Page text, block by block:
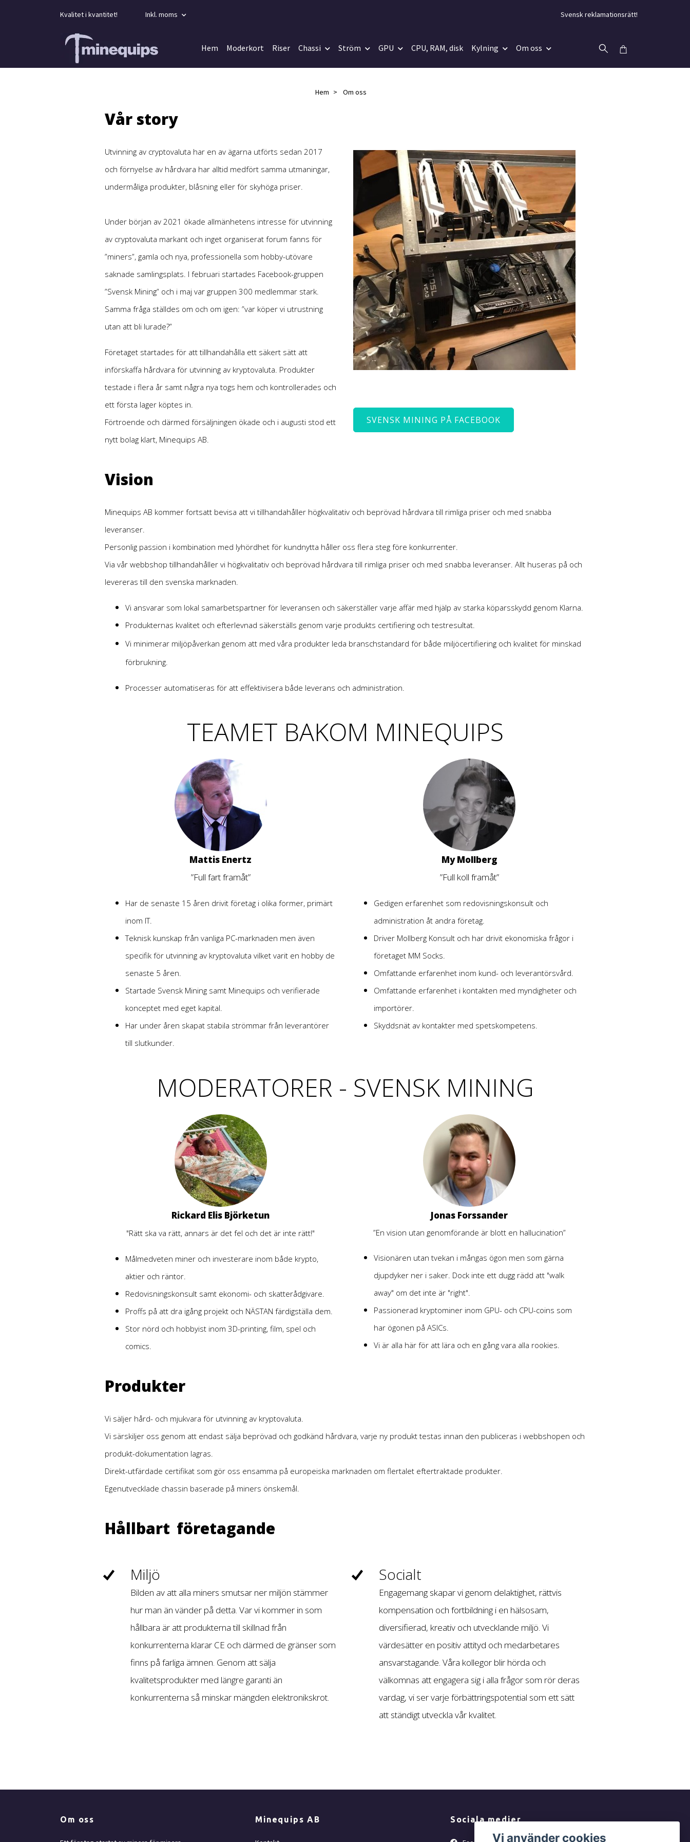
Kvalitet i kvantitet! Inkl. moms Svensk reklamationsrätt!
Hem Moderkort Riser Chassi Ström GPU CPU, RAM, disk Kylning Om oss
Hem Om oss
Vår story
Utvinning av cryptovaluta har en av ägarna utförts sedan 2017
och förnyelse av hårdvara har alltid medfört samma utmaningar,
undermåliga produkter, blåsning eller för skyhöga priser.
Under början av 2021 ökade allmänhetens intresse för utvinning
av cryptovaluta markant och inget organiserat forum fanns för
”miners”, gamla och nya, professionella som hobby-utövare
saknade samlingsplats. I februari startades Facebook-gruppen
”Svensk Mining” och i maj var gruppen 300 medlemmar stark.
Samma fråga ställdes om och om igen: ”var köper vi utrustning
utan att bli lurade?”
Företaget startades för att tillhandahålla ett säkert sätt att
införskaffa hårdvara för utvinning av kryptovaluta. Produkter
testade i flera år samt några nya togs hem och kontrollerades och
ett första lager köptes in.
Förtroende och därmed försäljningen ökade och i augusti stod ett
nytt bolag klart, Minequips AB.
SVENSK MINING PÅ FACEBOOK
Vision
Minequips AB kommer fortsatt bevisa att vi tillhandahåller högkvalitativ och beprövad hårdvara till rimliga priser och med snabba
leveranser.
Personlig passion i kombination med lyhördhet för kundnytta håller oss flera steg före konkurrenter.
Via vår webbshop tillhandahåller vi högkvalitativ och beprövad hårdvara till rimliga priser och med snabba leveranser. Allt huseras på och
levereras till den svenska marknaden.
Vi ansvarar som lokal samarbetspartner för leveransen och säkerställer varje affär med hjälp av starka köparsskydd genom Klarna.
Produkternas kvalitet och efterlevnad säkerställs genom varje produkts certifiering och testresultat.
Vi minimerar miljöpåverkan genom att med våra produkter leda branschstandard för både miljöcertifiering och kvalitet för minskad
förbrukning.
Processer automatiseras för att effektivisera både leverans och administration.
TEAMET BAKOM MINEQUIPS
Mattis Enertz
”Full fart framåt”
Har de senaste 15 åren drivit företag i olika former, primärt
inom IT.
Teknisk kunskap från vanliga PC-marknaden men även
specifik för utvinning av kryptovaluta vilket varit en hobby de
senaste 5 åren.
Startade Svensk Mining samt Minequips och verifierade
konceptet med eget kapital.
Har under åren skapat stabila strömmar från leverantörer
till slutkunder.
My Mollberg
”Full koll framåt”
Gedigen erfarenhet som redovisningskonsult och
administration åt andra företag.
Driver Mollberg Konsult och har drivit ekonomiska frågor i
företaget MM Socks.
Omfattande erfarenhet inom kund- och leverantörsvård.
Omfattande erfarenhet i kontakten med myndigheter och
importörer.
Skyddsnät av kontakter med spetskompetens.
MODERATORER - SVENSK MINING
Rickard Elis Björketun
"Rätt ska va rätt, annars är det fel och det är inte rätt!"
Målmedveten miner och investerare inom både krypto,
aktier och räntor.
Redovisningskonsult samt ekonomi- och skatterådgivare.
Proffs på att dra igång projekt och NÄSTAN färdigställa dem.
Stor nörd och hobbyist inom 3D-printing, film, spel och
comics.
Jonas Forssander
”En vision utan genomförande är blott en hallucination”
Visionären utan tvekan i mångas ögon men som gärna
djupdyker ner i saker. Dock inte ett dugg rädd att "walk
away" om det inte är "right".
Passionerad kryptominer inom GPU- och CPU-coins som
har ögonen på ASICs.
Vi är alla här för att lära och en gång vara alla rookies.
Produkter
Vi säljer hård- och mjukvara för utvinning av kryptovaluta.
Vi särskiljer oss genom att endast sälja beprövad och godkänd hårdvara, varje ny produkt testas innan den publiceras i webbshopen och
produkt-dokumentation lagras.
Direkt-utfärdade certifikat som gör oss ensamma på europeiska marknaden om flertalet eftertraktade produkter.
Egenutvecklade chassin baserade på miners önskemål.
Hållbart företagande
Miljö
Bilden av att alla miners smutsar ner miljön stämmer
hur man än vänder på detta. Var vi kommer in som
hållbara är att produkterna till skillnad från
konkurrenterna klarar CE och därmed de gränser som
finns på farliga ämnen. Genom att sälja
kvalitetsprodukter med längre garanti än
konkurrenterna så minskar mängden elektronikskrot.
Socialt
Engagemang skapar vi genom delaktighet, rättvis
kompensation och fortbildning i en hälsosam,
diversifierad, kreativ och utvecklande miljö. Vi
värdesätter en positiv attityd och medarbetares
ansvarstagande. Våra kollegor blir hörda och
välkomnas att engagera sig i alla frågor som rör deras
vardag, vi ser varje förbättringspotential som ett sätt
att ständigt utveckla vår kvalitet.
Om oss Minequips AB Sociala medier
Vi använder cookies